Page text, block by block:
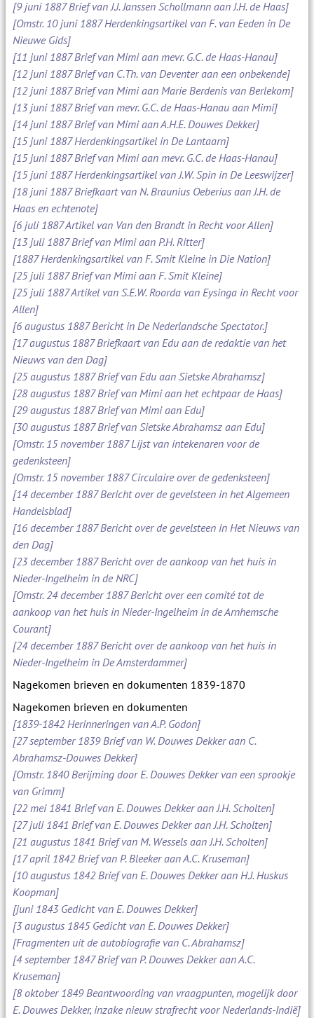
[9 juni 1887 Brief van J.J. Janssen Schollmann aan J.H. de Haas]
[Omstr. 10 juni 1887 Herdenkingsartikel van F. van Eeden in De
Nieuwe Gids]
[11 juni 1887 Brief van Mimi aan mevr. G.C. de Haas-Hanau]
[12 juni 1887 Brief van C.Th. van Deventer aan een onbekende]
[12 juni 1887 Brief van Mimi aan Marie Berdenis van Berlekom]
[13 juni 1887 Brief van mevr. G.C. de Haas-Hanau aan Mimi]
[14 juni 1887 Brief van Mimi aan A.H.E. Douwes Dekker]
[15 juni 1887 Herdenkingsartikel in De Lantaarn]
[15 juni 1887 Brief van Mimi aan mevr. G.C. de Haas-Hanau]
[15 juni 1887 Herdenkingsartikel van J.W. Spin in De Leeswijzer]
[18 juni 1887 Briefkaart van N. Braunius Oeberius aan J.H. de
Haas en echtenote]
[6 juli 1887 Artikel van Van den Brandt in Recht voor Allen]
[13 juli 1887 Brief van Mimi aan P.H. Ritter]
[1887 Herdenkingsartikel van F. Smit Kleine in Die Nation]
[25 juli 1887 Brief van Mimi aan F. Smit Kleine]
[25 juli 1887 Artikel van S.E.W. Roorda van Eysinga in Recht voor
Allen]
[6 augustus 1887 Bericht in De Nederlandsche Spectator.]
[17 augustus 1887 Briefkaart van Edu aan de redaktie van het
Nieuws van den Dag]
[25 augustus 1887 Brief van Edu aan Sietske Abrahamsz]
[28 augustus 1887 Brief van Mimi aan het echtpaar de Haas]
[29 augustus 1887 Brief van Mimi aan Edu]
[30 augustus 1887 Brief van Sietske Abrahamsz aan Edu]
[Omstr. 15 november 1887 Lijst van intekenaren voor de
gedenksteen]
[Omstr. 15 november 1887 Circulaire over de gedenksteen]
[14 december 1887 Bericht over de gevelsteen in het Algemeen
Handelsblad]
[16 december 1887 Bericht over de gevelsteen in Het Nieuws van
den Dag]
[23 december 1887 Bericht over de aankoop van het huis in
Nieder-Ingelheim in de NRC]
[Omstr. 24 december 1887 Bericht over een comité tot de
aankoop van het huis in Nieder-Ingelheim in de Arnhemsche
Courant]
[24 december 1887 Bericht over de aankoop van het huis in
Nieder-Ingelheim in De Amsterdammer]
Nagekomen brieven en dokumenten 1839-1870
Nagekomen brieven en dokumenten
[1839-1842 Herinneringen van A.P. Godon]
[27 september 1839 Brief van W. Douwes Dekker aan C.
Abrahamsz-Douwes Dekker]
[Omstr. 1840 Berijming door E. Douwes Dekker van een sprookje
van Grimm]
[22 mei 1841 Brief van E. Douwes Dekker aan J.H. Scholten]
[27 juli 1841 Brief van E. Douwes Dekker aan J.H. Scholten]
[21 augustus 1841 Brief van M. Wessels aan J.H. Scholten]
[17 april 1842 Brief van P. Bleeker aan A.C. Kruseman]
[10 augustus 1842 Brief van E. Douwes Dekker aan H.J. Huskus
Koopman]
[juni 1843 Gedicht van E. Douwes Dekker]
[3 augustus 1845 Gedicht van E. Douwes Dekker]
[Fragmenten uit de autobiografie van C. Abrahamsz]
[4 september 1847 Brief van P. Douwes Dekker aan A.C.
Kruseman]
[8 oktober 1849 Beantwoording van vraagpunten, mogelijk door
E. Douwes Dekker, inzake nieuw strafrecht voor Nederlands-Indië]